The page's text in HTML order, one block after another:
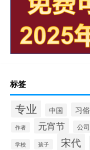
标签
专业 中国 习俗
作者 元宵节 公司
学校 孩子 宋代